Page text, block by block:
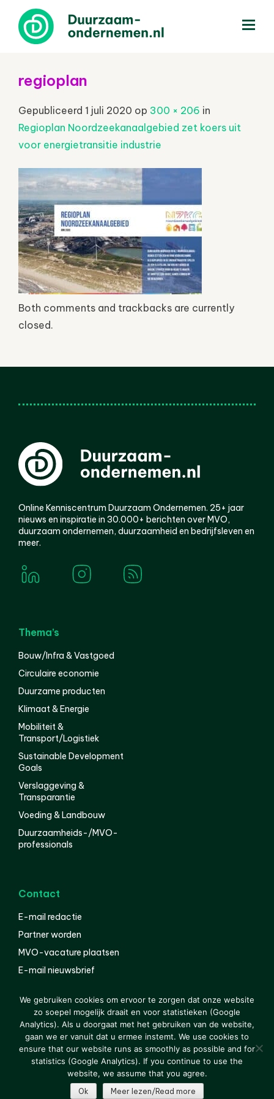
regioplan
Gepubliceerd 1 juli 2020 op 300 × 206 in
Regioplan Noordzeekanaalgebied zet koers uit
voor energietransitie industrie
Both comments and trackbacks are currently
closed.
Online Kenniscentrum Duurzaam Ondernemen. 25+ jaar
nieuws en inspiratie in 30.000+ berichten over MVO,
duurzaam ondernemen, duurzaamheid en bedrijfsleven en
meer.
Thema’s
Bouw/Infra & Vastgoed
Circulaire economie
Duurzame producten
Klimaat & Energie
Mobiliteit &
Transport/Logistiek
Sustainable Development
Goals
Verslaggeving &
Transparantie
Voeding & Landbouw
Duurzaamheids-/MVO-
professionals
Contact
E-mail redactie
Partner worden
MVO-vacature plaatsen
E-mail nieuwsbrief
© 2000-2026 Van der Molen EIS Colofon
Disclaimer
Privacy
We gebruiken cookies om ervoor te zorgen dat onze website
zo soepel mogelijk draait en voor statistieken (Google
Analytics). Als u doorgaat met het gebruiken van de website,
gaan we er vanuit dat u ermee instemt. We use cookies to
ensure that our website runs as smoothly as possible and for
statistics (Google Analytics). If you continue to use the
website, we assume that you agree.
Ok Meer lezen/Read more